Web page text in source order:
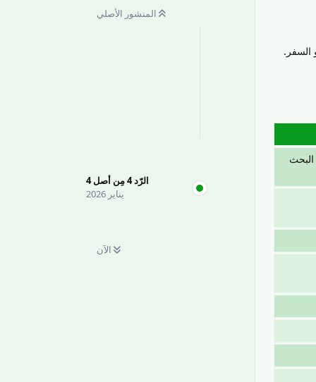
المنشور الأصلي
الرّد4مِن أصل4
يناير 2026
الآن
السفر.